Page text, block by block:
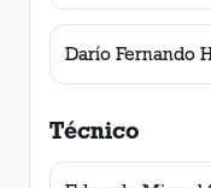
Darío Fernando
Técnico